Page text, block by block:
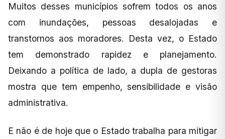
Muitos desses municípios sofrem todos os anos
com inundações, pessoas desalojadas e
transtornos aos moradores. Desta vez, o Estado
tem demonstrado rapidez e planejamento.
Deixando a política de lado, a dupla de gestoras
mostra que tem empenho, sensibilidade e visão
administrativa.
E não é de hoje que o Estado trabalha para mitigar